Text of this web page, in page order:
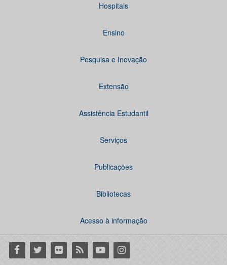
Hospitais
Ensino
Pesquisa e Inovação
Extensão
Assistência Estudantil
Serviços
Publicações
Bibliotecas
Acesso à informação
Facebook
Twitter Flickr RSS YoutubeInstagram